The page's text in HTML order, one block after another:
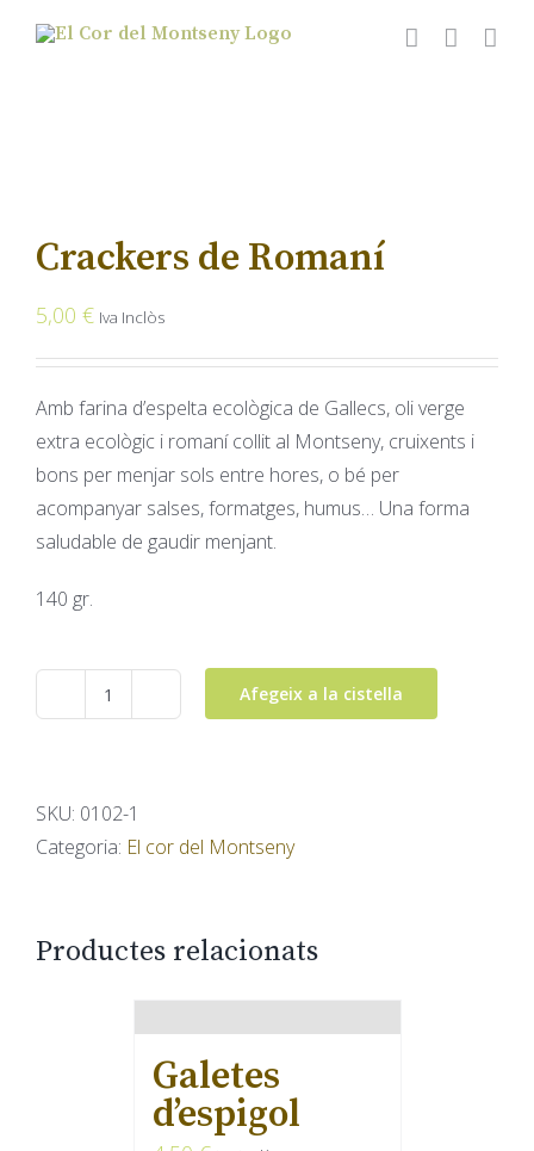
Crackers de Romaní
5,00 € Iva Inclòs
Amb farina d’espelta ecològica de Gallecs, oli verge
extra ecològic i romaní collit al Montseny, cruixents i
bons per menjar sols entre hores, o bé per
acompanyar salses, formatges, humus… Una forma
saludable de gaudir menjant.
140 gr.
quantitat
de
Romaní
Afegeix a la cistella
SKU: 0102-1
Categoria: El cor del Montseny
Productes relacionats
Galetes
d’espigol